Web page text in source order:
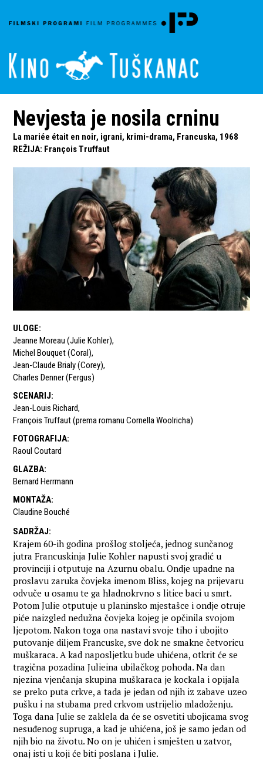
Nevjesta je nosila crninu
La mariée était en noir, igrani, krimi-drama, Francuska, 1968
REŽIJA: François Truffaut
ULOGE:
Jeanne Moreau (Julie Kohler),
Michel Bouquet (Coral),
Jean-Claude Brialy (Corey),
Charles Denner (Fergus)
SCENARIJ:
Jean-Louis Richard,
François Truffaut (prema romanu Cornella Woolricha)
FOTOGRAFIJA:
Raoul Coutard
GLAZBA:
Bernard Herrmann
MONTAŽA:
Claudine Bouché
SADRŽAJ:
Krajem 60-ih godina prošlog stoljeća, jednog sunčanog
jutra Francuskinja Julie Kohler napusti svoj gradić u
provinciji i otputuje na Azurnu obalu. Ondje upadne na
proslavu zaruka čovjeka imenom Bliss, kojeg na prijevaru
odvuče u osamu te ga hladnokrvno s litice baci u smrt.
Potom Julie otputuje u planinsko mjestašce i ondje otruje
piće naizgled nedužna čovjeka kojeg je opčinila svojom
ljepotom. Nakon toga ona nastavi svoje tiho i ubojito
putovanje diljem Francuske, sve dok ne smakne četvoricu
muškaraca. A kad naposljetku bude uhićena, otkrit će se
tragična pozadina Julieina ubilačkog pohoda. Na dan
njezina vjenčanja skupina muškaraca je kockala i opijala
se preko puta crkve, a tada je jedan od njih iz zabave uzeo
pušku i na stubama pred crkvom ustrijelio mladoženju.
Toga dana Julie se zaklela da će se osvetiti ubojicama svog
nesuđenog supruga, a kad je uhićena, još je samo jedan od
njih bio na životu. No on je uhićen i smješten u zatvor,
onaj isti u koji će biti poslana i Julie.